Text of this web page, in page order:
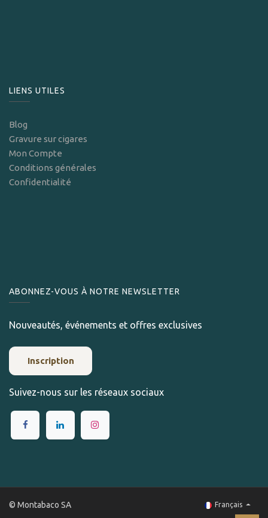
LIENS UTILES
Blog
Gravure sur cigares
Mon Compte
Conditions générales
Confidentialité
ABONNEZ-VOUS À NOTRE NEWSLETTER
Nouveautés, événements et offres exclusives
Inscription
Suivez-nous sur les réseaux sociaux
© Montabaco SA Français